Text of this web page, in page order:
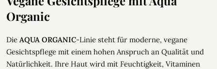
Organic
Die AQUA ORGANIC-Linie steht für moderne, vegane
Gesichtspflege mit einem hohen Anspruch an Qualität und
Natürlichkeit. Ihre Haut wird mit Feuchtigkeit, Vitaminen